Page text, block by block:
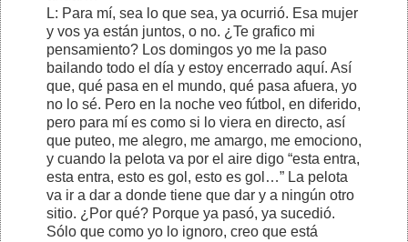
L: Para mí, sea lo que sea, ya ocurrió. Esa mujer
y vos ya están juntos, o no. ¿Te grafico mi
pensamiento? Los domingos yo me la paso
bailando todo el día y estoy encerrado aquí. Así
que, qué pasa en el mundo, qué pasa afuera, yo
no lo sé. Pero en la noche veo fútbol, en diferido,
pero para mí es como si lo viera en directo, así
que puteo, me alegro, me amargo, me emociono,
y cuando la pelota va por el aire digo “esta entra,
esta entra, esto es gol, esto es gol…” La pelota
va ir a dar a donde tiene que dar y a ningún otro
sitio. ¿Por qué? Porque ya pasó, ya sucedió.
Sólo que como yo lo ignoro, creo que está